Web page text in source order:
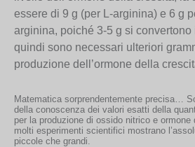
essere di 9 g (per L-arginina) e 6 g
arginina, poiché 3-5 g si
quindi sono necessari ulteriori
produzione dell’ormone della
Matematica sorprendentemente precisa…
della conoscenza dei valori esatti della
per la produzione di ossido nitrico e
molti esperimenti scientifici mostrano
piccole che grandi.